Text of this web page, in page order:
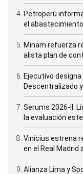
Petroperú
el
Minam refuerza
alista plan de
Ejecutivo
Descentralizado y
Serums 2026-II:
la evaluación
Vinícius estrena
en el Real Madrid
Alianza Lima y